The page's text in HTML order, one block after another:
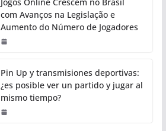
com Avanços na Legislação e
Aumento do Número de Jogadores
Pin Up y transmisiones deportivas:
¿es posible ver un partido y jugar al
mismo tiempo?